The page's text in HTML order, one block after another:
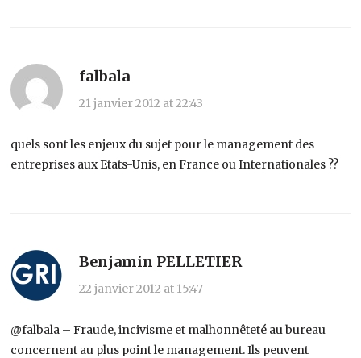
falbala
21 janvier 2012 at 22:43
quels sont les enjeux du sujet pour le management des
entreprises aux Etats-Unis, en France ou Internationales ??
Benjamin PELLETIER
22 janvier 2012 at 15:47
@falbala – Fraude, incivisme et malhonnêteté au bureau
concernent au plus point le management. Ils peuvent